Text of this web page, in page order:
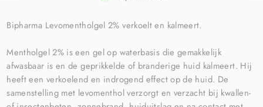
Bipharma Levomentholgel 2% verkoelt en kalmeert.
Mentholgel 2% is een gel op waterbasis die gemakkelijk
afwasbaar is en de geprikkelde of branderige huid kalmeert. Hij
heeft een verkoelend en indrogend effect op de huid. De
samenstelling met levomenthol verzorgt en verzacht bij kwallen-